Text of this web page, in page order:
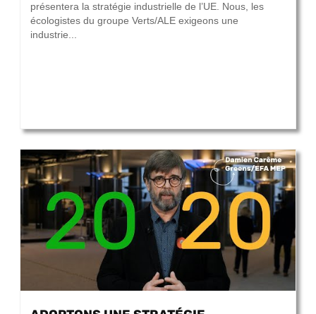
présentera la stratégie industrielle de l’UE. Nous, les
écologistes du groupe Verts/ALE exigeons une
industrie...